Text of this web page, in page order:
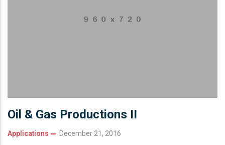
Oil & Gas Productions II
Applications December 21, 2016